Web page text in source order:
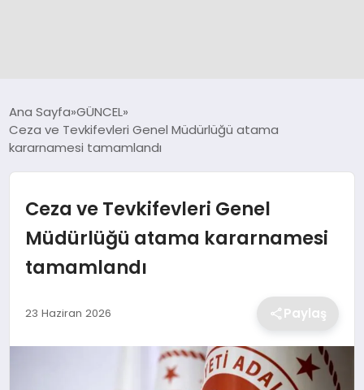
SPOR
DÜNYA
SİYASET
MAGAZİN
Ana Sayfa GÜNCEL
Ceza ve Tevkifevleri Genel Müdürlüğü atama
kararnamesi tamamlandı
Ceza ve Tevkifevleri Genel
Müdürlüğü atama kararnamesi
tamamlandı
23 Haziran 2026 Paylaş